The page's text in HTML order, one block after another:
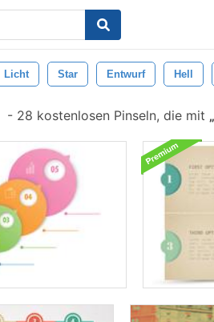
Licht Star Entwurf Hell
- 28 kostenlosen Pinseln, die mit